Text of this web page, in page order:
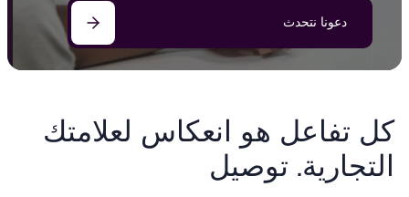
دعونا نتحدث
كل تفاعل هو انعكاس لعلامتك
التجارية. توصيل